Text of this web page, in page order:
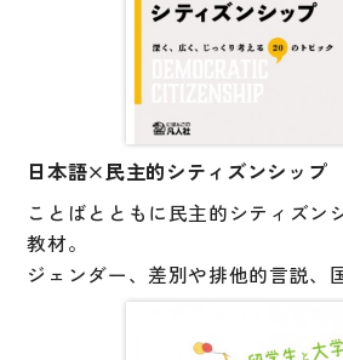
スペイン語辞典
ドイツ語辞典
ポルトガル語辞典
各国語辞典
国語辞典
日本語×民主的シティズンシップ
ことばとともに民主的シティズン
教材。
ジェンダー、差別や排他的言説、
地方自治などのテーマについて、
事、ポスター、法律、データなど